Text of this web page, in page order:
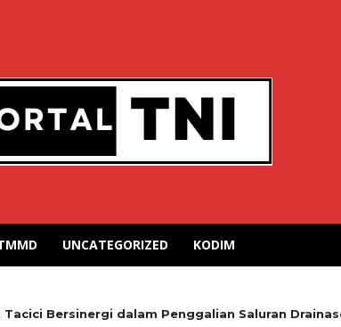
UNCATEGORIZED KODIM
Bersinergi dalam Penggalian Saluran